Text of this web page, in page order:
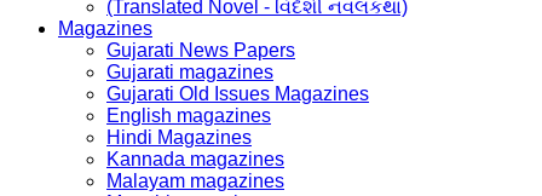
(Translated Novel - વિદેશી નવલકથા)
Magazines
Gujarati News Papers
Gujarati magazines
Gujarati Old Issues Magazines
English magazines
Hindi Magazines
Kannada magazines
Malayam magazines